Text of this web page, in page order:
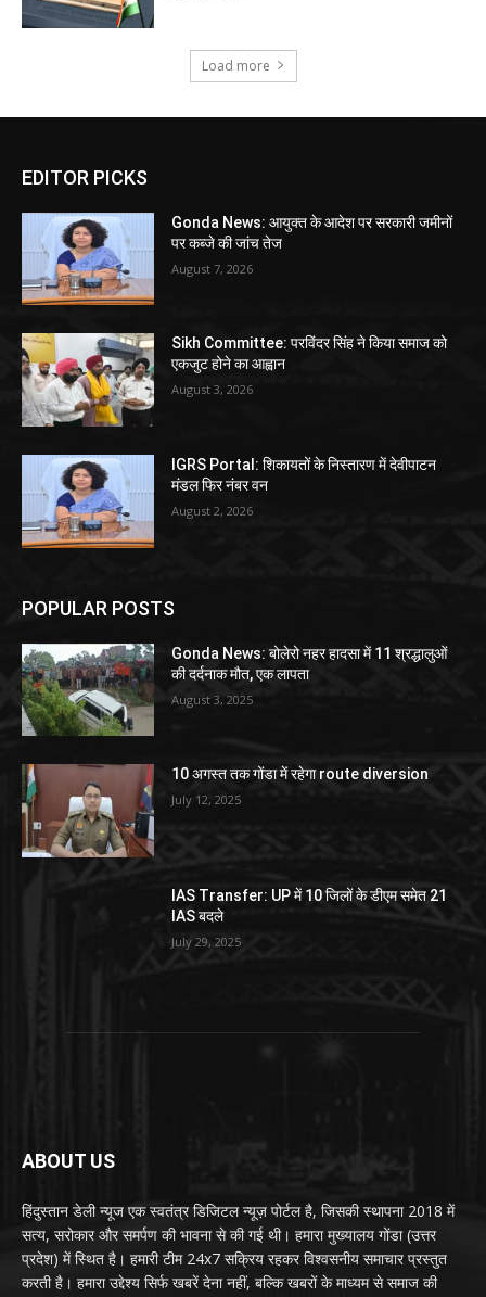
Load more
EDITOR PICKS
Gonda News: आयुक्त के आदेश पर सरकारी जमीनों
पर कब्जे की जांच तेज
August 7, 2026
Sikh Committee: परविंदर सिंह ने किया समाज को
एकजुट होने का आह्वान
August 3, 2026
IGRS Portal: शिकायतों के निस्तारण में देवीपाटन
मंडल फिर नंबर वन
August 2, 2026
POPULAR POSTS
Gonda News: बोलेरो नहर हादसा में 11 श्रद्धालुओं
की दर्दनाक मौत, एक लापता
August 3, 2025
10 अगस्त तक गोंडा में रहेगा route diversion
July 12, 2025
IAS Transfer: UP में 10 जिलों के डीएम समेत 21
IAS बदले
July 29, 2025
ABOUT US
हिंदुस्तान डेली न्यूज एक स्वतंत्र डिजिटल न्यूज़ पोर्टल है, जिसकी स्थापना 2018 में
सत्य, सरोकार और समर्पण की भावना से की गई थी। हमारा मुख्यालय गोंडा (उत्तर
प्रदेश) में स्थित है। हमारी टीम 24x7 सक्रिय रहकर विश्वसनीय समाचार प्रस्तुत
करती है। हमारा उद्देश्य सिर्फ खबरें देना नहीं, बल्कि खबरों के माध्यम से समाज की